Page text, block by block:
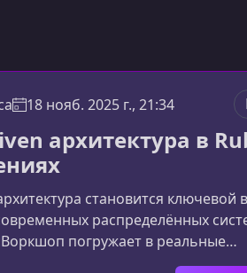
18 нояб. 2025 г., 21:34
архитектура в
становится ключевой в
распределённых
погружает в реальные
событийных систем